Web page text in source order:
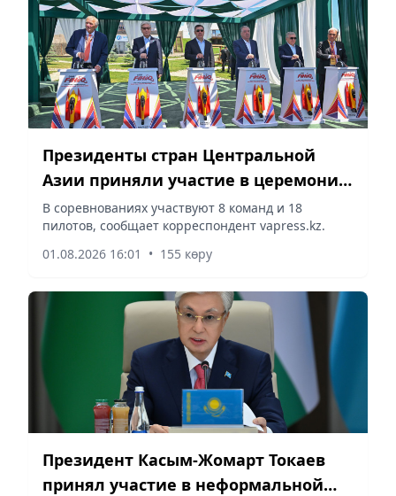
Президенты стран Центральной
Азии приняли участие в церемонии
открытия этапа чемпионата мира
по водно-моторному спорту UIM
F1H2O
В соревнованиях участвуют 8 команд и 18
пилотов, сообщает корреспондент vapress.kz.
01.08.2026 16:01
• 155 көру
Президент Касым-Жомарт Токаев
принял участие в неформальной